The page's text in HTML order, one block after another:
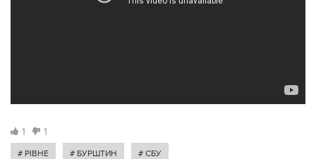
1 1
# РІВНЕ # БУРШТИН # СБУ